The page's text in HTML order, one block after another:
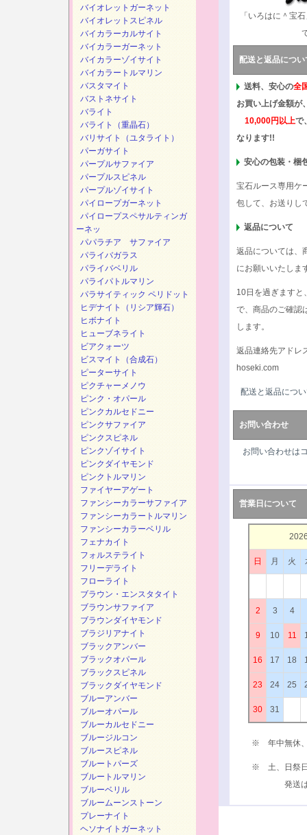
「いろはに＾宝
配送と返品につい
送料、安心の全
お買い上げ金額が
10,000円以上で
なります!!
安心の包装・梱
宝石ルース専用ケ
包して、お送りし
返品について
返品については、
にお願いいたしま
10日を過ぎますと
で、商品のご確認
します。
返品連絡先アドレ
hoseki.com
配送と返品につ
お問い合わせ
お問い合わせは
営業日について
日 月 火
2 3 4
9 10 11
16 17 18
23 24 25
30 31
※ 年中無休、
※ 土、日祭日
発送は、
バイオレットガーネット
バイオレットスピネル
バイカラーカルサイト
バイカラーガーネット
バイカラーゾイサイト
バイカラートルマリン
バスタマイト
バストネサイト
バライト
バライト（重晶石）
バリサイト（ユタライト）
パーガサイト
パープルサファイア
パープルスピネル
パープルゾイサイト
パイロープガーネット
パイロープスペサルティンガ
ーネッ
パパラチア サファイア
パライバガラス
パライバベリル
パライパトルマリン
パラサイティック ペリドット
ヒデナイト（リシア輝石）
ヒボナイト
ヒューブネライト
ビアクォーツ
ビスマイト（合成石）
ピーターサイト
ピクチャーメノウ
ピンク・オパール
ピンクカルセドニー
ピンクサファイア
ピンクスピネル
ピンクゾイサイト
ピンクダイヤモンド
ピンクトルマリン
ファイヤーアゲート
ファンシーカラーサファイア
ファンシーカラートルマリン
ファンシーカラーベリル
フェナカイト
フォルステライト
フリーデライト
フローライト
ブラウン・エンスタタイト
ブラウンサファイア
ブラウンダイヤモンド
ブラジリアナイト
ブラックアンバー
ブラックオパール
ブラックスピネル
ブラックダイヤモンド
ブルーアンバー
ブルーオパール
ブルーカルセドニー
ブルージルコン
ブルースピネル
ブルートパーズ
ブルートルマリン
ブルーベリル
ブルームーンストーン
プレーナイト
ヘソナイトガーネット